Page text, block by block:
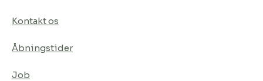
Kontakt os
Åbningstider
Job